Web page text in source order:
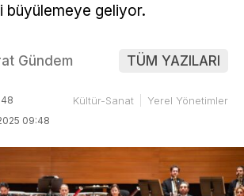
büyülemeye geliyor.
Gündem TÜM YAZILARI
09:48
Kültür-Sanat Yerel Yönetimler